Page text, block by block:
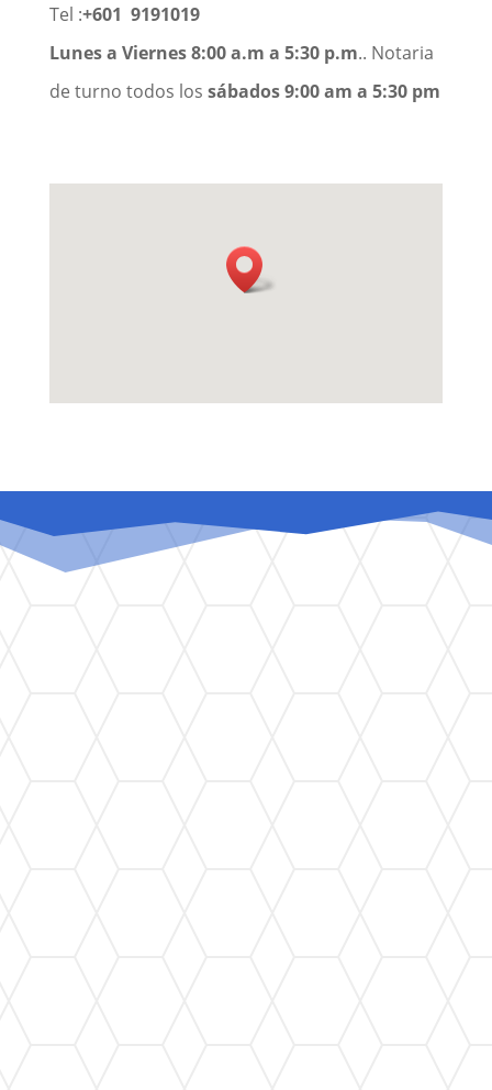
Tel :+601 9191019
Lunes a Viernes 8:00 a.m a 5:30 p.m.. Notaria
de turno todos los sábados 9:00 am a 5:30 pm